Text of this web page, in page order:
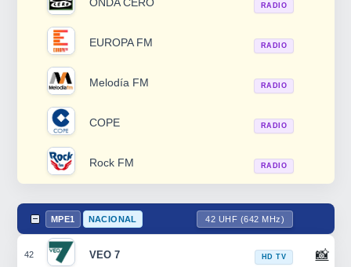
ONDA CERO RADIO
EUROPA FM RADIO
Melodía FM RADIO
COPE RADIO
Rock FM RADIO
MPE1 NACIONAL 42 UHF (642 MHz)
42 VEO 7 HD TV 📸